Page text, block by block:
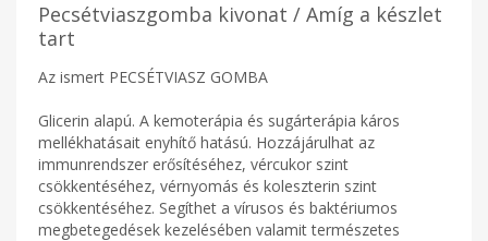
Pecsétviaszgomba kivonat / Amíg a készlet
tart
Az ismert PECSÉTVIASZ GOMBA
Glicerin alapú. A kemoterápia és sugárterápia káros
mellékhatásait enyhítő hatású. Hozzájárulhat az
immunrendszer erősítéséhez, vércukor szint
csökkentéséhez, vérnyomás és koleszterin szint
csökkentéséhez. Segíthet a vírusos és baktériumos
megbetegedések kezelésében valamit természetes